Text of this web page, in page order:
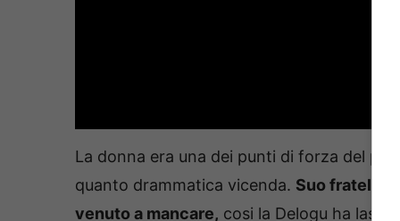
La donna era una dei punti di forza del
quanto drammatica vicenda. Suo fratello
venuto a mancare, cosi la Delogu ha